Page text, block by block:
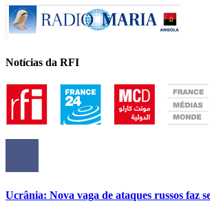
Notícias da RFI
Ucrânia: Nova vaga de ataques russos faz